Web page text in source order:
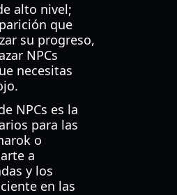
alto nivel;
que
su progreso,
NPCs
necesitas
NPCs es la
para las
o
a
y los
en las